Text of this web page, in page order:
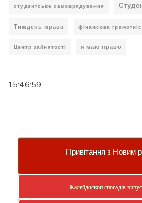
студентське самоврядування
Тиждень права фінансова
Центр зайнятості я маю право
15:46:59
Привітання з Новим
Калейдоскоп спогадів